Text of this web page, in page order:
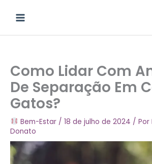
Como Lidar Com
De Separação Em
Gatos?
Bem-Estar/ 18 de julho de 2024 / Por
Donato